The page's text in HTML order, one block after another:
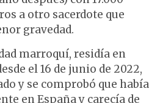
a otro sacerdote que
gravedad.
marroquí, residía en
el 16 de junio de 2022,
y se comprobó que había
en España y carecía de